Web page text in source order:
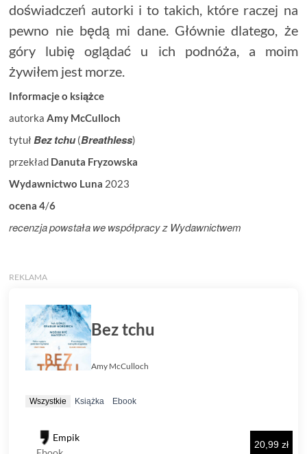
doświadczeń autorki i to takich, które raczej na
pewno nie będą mi dane. Głównie dlatego, że
góry lubię oglądać u ich podnóża, a moim
żywiłem jest morze.
Informacjeo książce
autorkaAmy McCulloch
tytuł Beztchu (Breathless)
przekład Danuta Fryzowska
Wydawnictwo Luna 2023
ocena 4/6
recenzjapowstaławewspółpracyz Wydawnictwem